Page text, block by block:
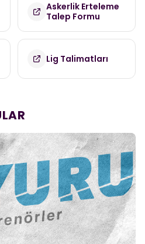
Askerlik Erteleme
Talep Formu
Lig Talimatları